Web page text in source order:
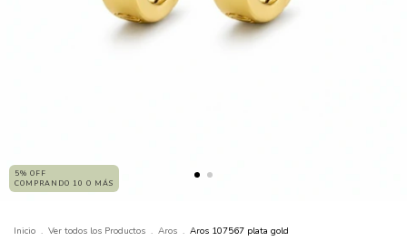
5% OFF
COMPRANDO 10 O MÁS
Inicio . Ver todos los Productos . Aros . Aros 107567 plata gold